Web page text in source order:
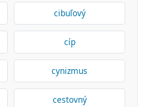
cibuľový
cíp
cynizmus
cestovný